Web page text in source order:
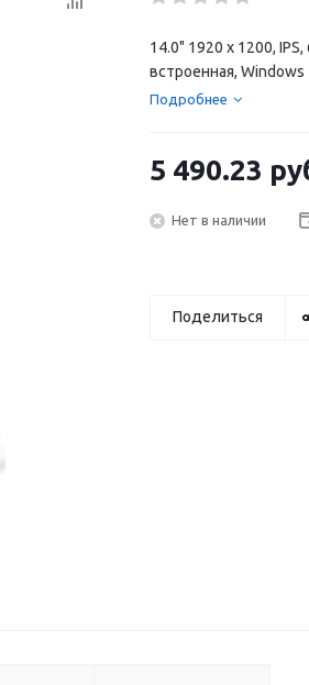
14.0" 1920 x 1200,
встроенная,
Подробнее
5 490.23
Нет в наличии
Поделиться